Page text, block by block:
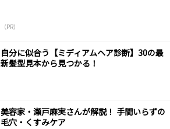
（PR）
自分に似合う【ミディアムヘア診断】30の最
新髪型見本から見つかる！
美容家・瀬戸麻実さんが解説！ 手間いらずの
毛穴・くすみケア